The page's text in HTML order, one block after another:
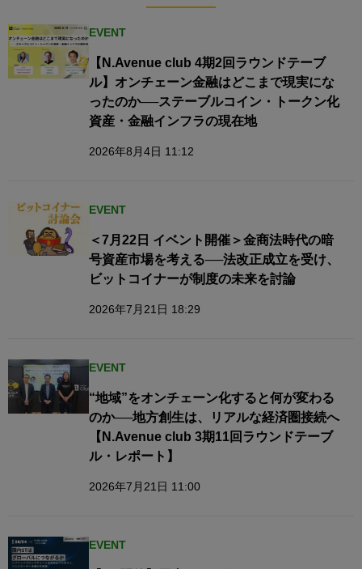
EVENT
【N.Avenue club 4期2回ラウンドテーブ
ル】オンチェーン金融はどこまで現実にな
ったのか──ステーブルコイン・トークン化
資産・金融インフラの現在地
2026年8月4日 11:12
EVENT
＜7月22日 イベント開催＞金商法時代の暗
号資産市場を考える──法改正成立を受け、
ビットコイナーが制度の未来を討論
2026年7月21日 18:29
EVENT
“地域”をオンチェーン化すると何が変わる
のか──地方創生は、リアルな経済圏接続へ​
【N.Avenue club 3期11回ラウンドテーブ
ル・レポート】
2026年7月21日 11:00
EVENT